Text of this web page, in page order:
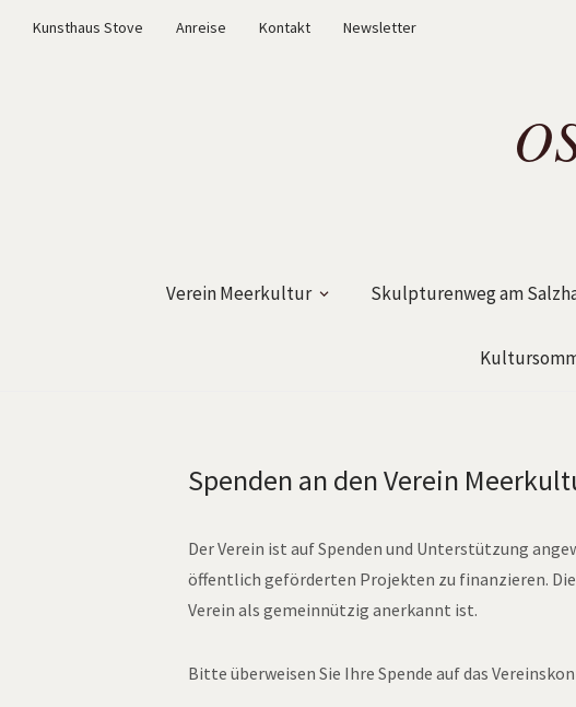
Kunsthaus Stove Anreise Kontakt Newsletter
Verein Meerkultur Skulpturenweg am
Spenden an den Verein
Der Verein ist auf Spenden und Unterstützung
öffentlich geförderten Projekten zu finanzieren.
Verein als gemeinnützig anerkannt ist.
Bitte überweisen Sie Ihre Spende auf das